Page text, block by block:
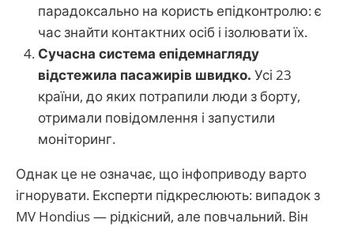
парадоксально на користь епідконтролю: є
час знайти контактних осіб і ізолювати їх.
Сучасна система епідемнагляду
відстежила пасажирів швидко. Усі 23
країни, до яких потрапили люди з борту,
отримали повідомлення і запустили
моніторинг.
Однак це не означає, що інфоприводу варто
ігнорувати. Експерти підкреслюють: випадок з
MV Hondius — рідкісний, але повчальний. Він